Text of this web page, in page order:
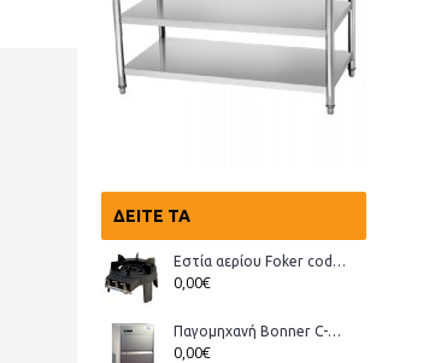
ΔΕΊΤΕ ΤΑ
Εστία αερίου Foker cod.03200 Wok
0,00€
Παγομηχανή Bonner C-70, Ανάδευσης (παγάκι με τρύπα)
0,00€